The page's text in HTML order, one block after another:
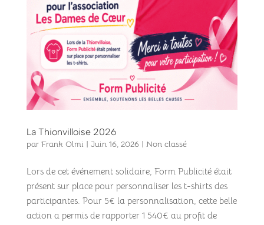
La Thionvilloise 2026
par Frank Olmi | Juin 16, 2026| Non classé
Lors de cet événement solidaire, Form Publicité était
présent sur place pour personnaliser les t-shirts des
participantes. Pour 5€ la personnalisation, cette belle
action a permis de rapporter 1 540€ au profit de